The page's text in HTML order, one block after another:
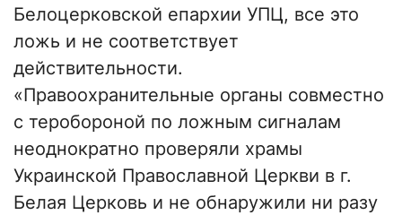
Белоцерковской епархии УПЦ, все это
ложь и не соответствует
действительности.
«Правоохранительные органы совместно
с теробороной по ложным сигналам
неоднократно проверяли храмы
Украинской Православной Церкви в г.
Белая Церковь и не обнаружили ни разу